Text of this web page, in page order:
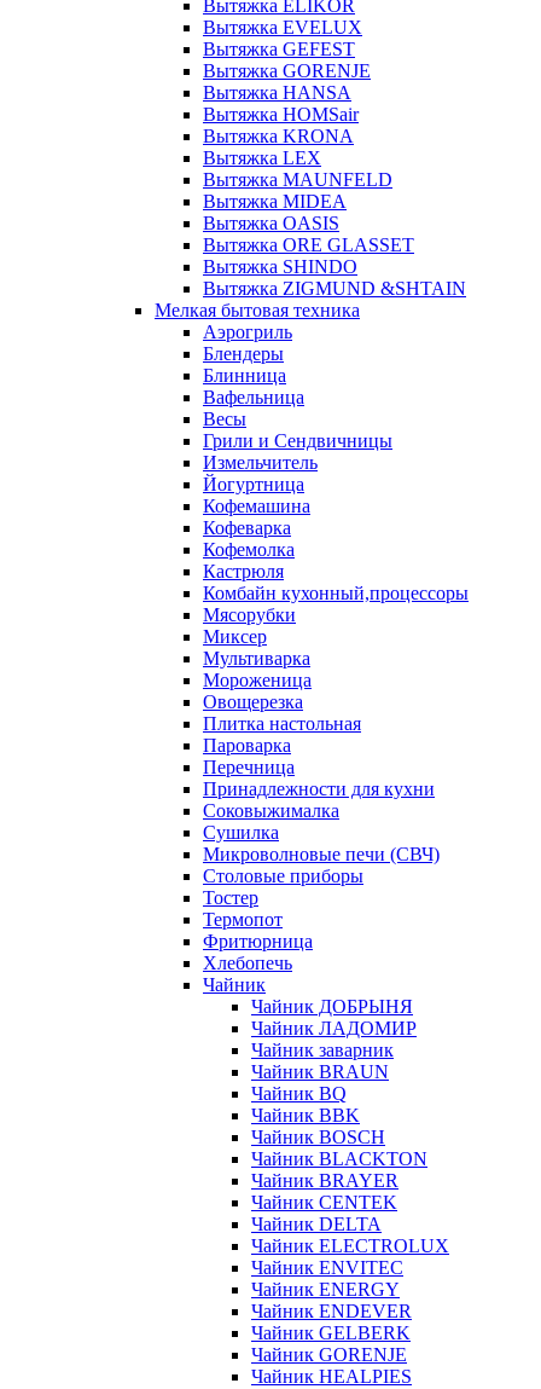
Вытяжка ELIKOR
Вытяжка EVELUX
Вытяжка GEFEST
Вытяжка GORENJE
Вытяжка HANSA
Вытяжка HOMSair
Вытяжка KRONA
Вытяжка LEX
Вытяжка MAUNFELD
Вытяжка MIDEA
Вытяжка OASIS
Вытяжка ORE GLASSET
Вытяжка SHINDO
Вытяжка ZIGMUND &SHTAIN
Мелкая бытовая техника
Аэрогриль
Блендеры
Блинница
Вафельница
Весы
Грили и Сендвичницы
Измельчитель
Йогуртница
Кофемашина
Кофеварка
Кофемолка
Кастрюля
Комбайн кухонный,процессоры
Мясорубки
Миксер
Мультиварка
Мороженица
Овощерезка
Плитка настольная
Пароварка
Перечница
Принадлежности для кухни
Соковыжималка
Сушилка
Микроволновые печи (СВЧ)
Столовые приборы
Тостер
Термопот
Фритюрница
Хлебопечь
Чайник
Чайник ДОБРЫНЯ
Чайник ЛАДОМИР
Чайник заварник
Чайник BRAUN
Чайник BQ
Чайник BBK
Чайник BOSCH
Чайник BLACKTON
Чайник BRAYER
Чайник CENTEK
Чайник DELTA
Чайник ELECTROLUX
Чайник ENVITEC
Чайник ENERGY
Чайник ENDEVER
Чайник GELBERK
Чайник GORENJE
Чайник HEALPIES